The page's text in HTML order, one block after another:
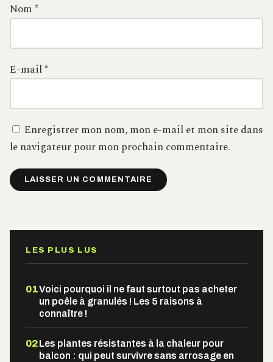
Nom*
E-mail*
Enregistrer mon nom, mon e-mail et mon site dans
le navigateur pour mon prochain commentaire.
LES PLUS LUS
01Voici pourquoi il ne faut surtout pas acheter
un poêle à granulés ! Les 5 raisons à
connaître !
02Les plantes résistantes à la chaleur pour
balcon : qui peut survivre sans arrosage en